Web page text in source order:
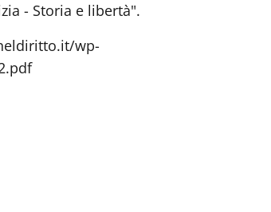
- Storia e libertà".
wp-